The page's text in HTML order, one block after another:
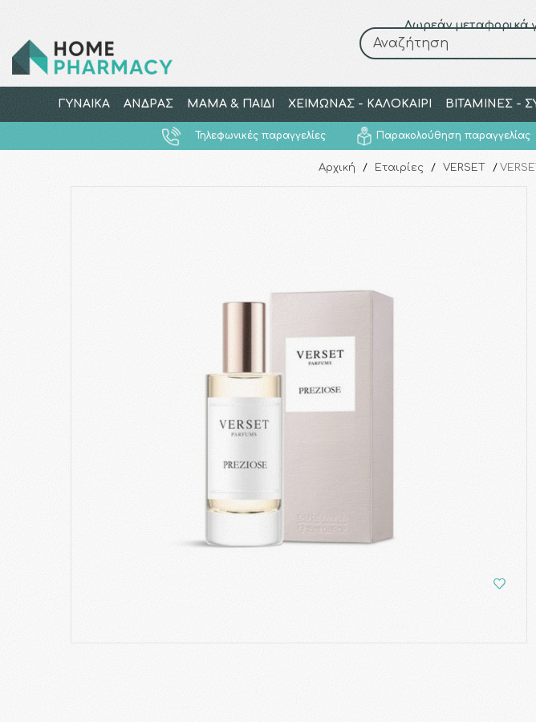
Δωρεάν μεταφορικά
Αναζήτηση
ΓΥΝΑΙΚΑ ΑΝΔΡΑΣ ΜΑΜΑ & ΠΑΙΔΙ ΧΕΙΜΩΝΑΣ - ΚΑΛΟΚΑΙΡΙ ΒΙΤΑΜΙΝΕΣ -
Τηλεφωνικές παραγγελίες Παρακολούθηση παραγγελίας
Αρχική / Εταιρίες / VERSET /